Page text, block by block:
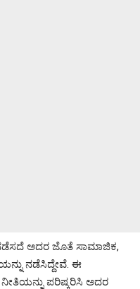
ಅದರ ಜೊತೆ ಸಾಮಾಜಿಕ,
ನಡೆಸಿದ್ದೇವೆ. ಈ
ಪರಿಷ್ಕರಿಸಿ ಅದರ